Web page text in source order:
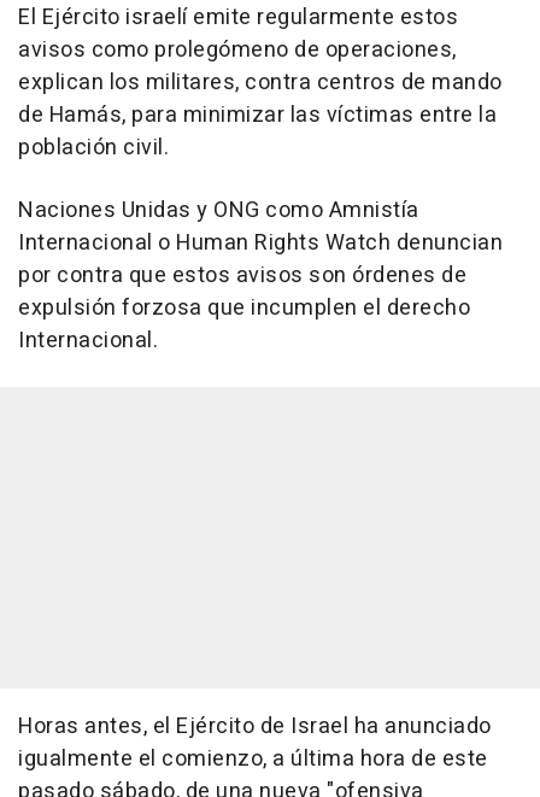
El Ejército israelí emite regularmente estos
avisos como prolegómeno de operaciones,
explican los militares, contra centros de mando
de Hamás, para minimizar las víctimas entre la
población civil.
Naciones Unidas y ONG como Amnistía
Internacional o Human Rights Watch denuncian
por contra que estos avisos son órdenes de
expulsión forzosa que incumplen el derecho
Internacional.
Horas antes, el Ejército de Israel ha anunciado
igualmente el comienzo, a última hora de este